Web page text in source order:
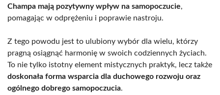
Champa mają pozytywny wpływ na samopoczucie,
pomagając w odprężeniu i poprawie nastroju.
Z tego powodu jest to ulubiony wybór dla wielu, którzy
pragną osiągnąć harmonię w swoich codziennych życiach.
To nie tylko istotny element mistycznych praktyk, lecz także
doskonała forma wsparcia dla duchowego rozwoju oraz
ogólnego dobrego samopoczucia.